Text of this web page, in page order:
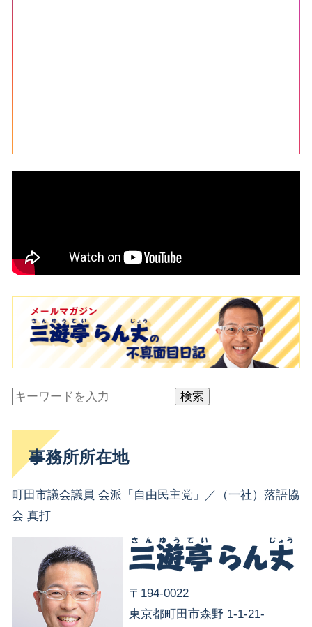
検索
事務所所在地
町田市議会議員 会派「自由民主党」／（一社）落語協
会 真打
〒194-0022
東京都町田市森野 1-1-21-